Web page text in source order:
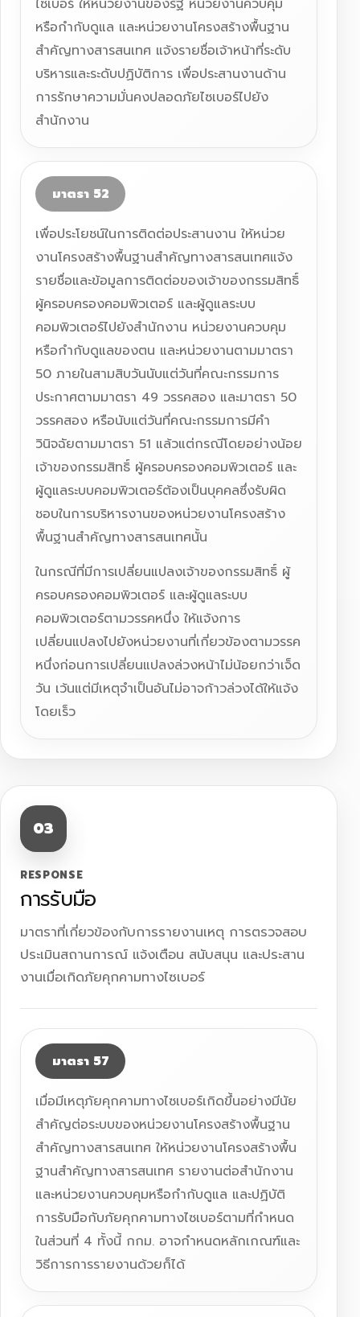
ไซเบอร์ ให้หน่วยงานของรัฐ หน่วยงานควบคุม
หรือกำกับดูแล และหน่วยงานโครงสร้างพื้นฐาน
สำคัญทางสารสนเทศ แจ้งรายชื่อเจ้าหน้าที่ระดับ
บริหารและระดับปฏิบัติการ เพื่อประสานงานด้าน
การรักษาความมั่นคงปลอดภัยไซเบอร์ไปยัง
สำนักงาน
มาตรา 52
เพื่อประโยชน์ในการติดต่อประสานงาน ให้หน่วย
งานโครงสร้างพื้นฐานสำคัญทางสารสนเทศแจ้ง
รายชื่อและข้อมูลการติดต่อของเจ้าของกรรมสิทธิ์
ผู้ครอบครองคอมพิวเตอร์ และผู้ดูแลระบบ
คอมพิวเตอร์ไปยังสำนักงาน หน่วยงานควบคุม
หรือกำกับดูแลของตน และหน่วยงานตามมาตรา
50 ภายในสามสิบวันนับแต่วันที่คณะกรรมการ
ประกาศตามมาตรา 49 วรรคสอง และมาตรา 50
วรรคสอง หรือนับแต่วันที่คณะกรรมการมีคำ
วินิจฉัยตามมาตรา 51 แล้วแต่กรณีโดยอย่างน้อย
เจ้าของกรรมสิทธิ์ ผู้ครอบครองคอมพิวเตอร์ และ
ผู้ดูแลระบบคอมพิวเตอร์ต้องเป็นบุคคลซึ่งรับผิด
ชอบในการบริหารงานของหน่วยงานโครงสร้าง
พื้นฐานสำคัญทางสารสนเทศนั้น
ในกรณีที่มีการเปลี่ยนแปลงเจ้าของกรรมสิทธิ์ ผู้
ครอบครองคอมพิวเตอร์ และผู้ดูแลระบบ
คอมพิวเตอร์ตามวรรคหนึ่ง ให้แจ้งการ
เปลี่ยนแปลงไปยังหน่วยงานที่เกี่ยวข้องตามวรรค
หนึ่งก่อนการเปลี่ยนแปลงล่วงหน้าไม่น้อยกว่าเจ็ด
วัน เว้นแต่มีเหตุจำเป็นอันไม่อาจก้าวล่วงได้ให้แจ้ง
โดยเร็ว
03
RESPONSE
การรับมือ
มาตราที่เกี่ยวข้องกับการรายงานเหตุ การตรวจสอบ
ประเมินสถานการณ์ แจ้งเตือน สนับสนุน และประสาน
งานเมื่อเกิดภัยคุกคามทางไซเบอร์
มาตรา 57
เมื่อมีเหตุภัยคุกคามทางไซเบอร์เกิดขึ้นอย่างมีนัย
สำคัญต่อระบบของหน่วยงานโครงสร้างพื้นฐาน
สำคัญทางสารสนเทศ ให้หน่วยงานโครงสร้างพื้น
ฐานสำคัญทางสารสนเทศ รายงานต่อสำนักงาน
และหน่วยงานควบคุมหรือกำกับดูแล และปฏิบัติ
การรับมือกับภัยคุกคามทางไซเบอร์ตามที่กำหนด
ในส่วนที่ 4 ทั้งนี้ กกม. อาจกำหนดหลักเกณฑ์และ
วิธีการการรายงานด้วยก็ได้